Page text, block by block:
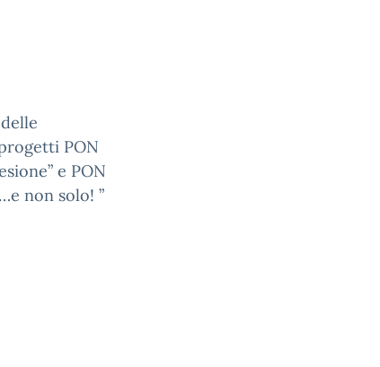
PON
e PON
non solo! ”